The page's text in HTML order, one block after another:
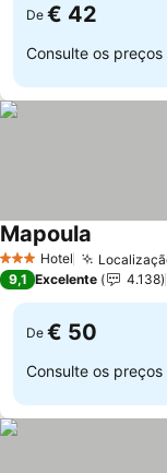
De € 42
Consulte os preços
3 EstrelasHotel
Mapoula
9,1 Excelente 4.138
De € 50
Consulte os preços